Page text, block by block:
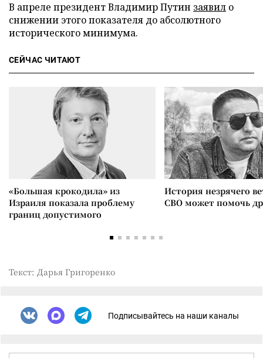
В апреле президент Владимир Путин заявил о
снижении этого показателя до абсолютного
исторического минимума.
СЕЙЧАС ЧИТАЮТ
«Большая крокодила» из
Израиля показала проблему
границ допустимого
История незрячего
СВО может помочь
Текст: Дарья Григоренко
Подписывайтесь на наши каналы